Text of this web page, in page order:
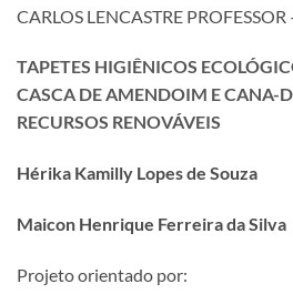
CARLOS LENCASTRE
TAPETES HIGIÊNICOS
CASCA DE AMENDOIM E CANA-
RECURSOS RENOVÁVEIS
Hérika Kamilly Lopes de Souza
Maicon Henrique Ferreira da Silva
Projeto orientado por: